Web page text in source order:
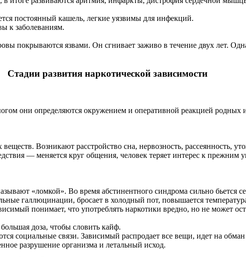
постоянный кашель, легкие уязвимы для инфекций.
к заболеваниям.
покрываются язвами. Он сгнивает заживо в течение двух лет.
Стадии развития наркотической зависимости
они определяются окружением и оперативной реакцией родных
Возникают расстройство сна, нервозность, рассеянность,
— меняется круг общения, человек теряет интерес к прежним
«ломкой». Во время абстинентного синдрома сильно бьется
галлюцинации, бросает в холодный пот, повышается
понимает, что употреблять наркотики вредно, но не может
доза, чтобы словить кайф.
социальные связи. Зависимый распродает все вещи, идет на
разрушение организма и летальный исход.